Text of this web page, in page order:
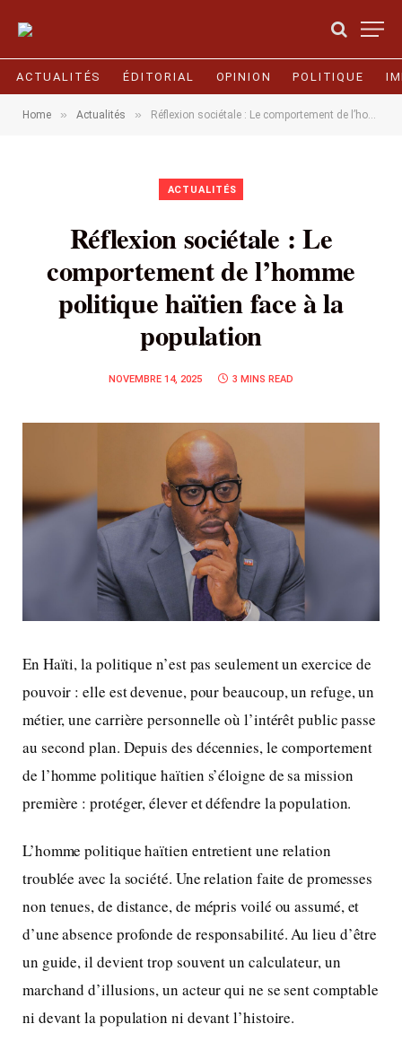
ACTUALITÉS ÉDITORIAL OPINION POLITIQUE
Home » Actualités » Réflexion sociétale : Le comportement de l’homme politique haïtien face à la population
ACTUALITÉS
Réflexion sociétale : Le
comportement de l’homme
politique haïtien face à la
population
NOVEMBRE 14, 2025 3 MINS READ
En Haïti, la politique n’est pas seulement un exercice de
pouvoir : elle est devenue, pour beaucoup, un refuge, un
métier, une carrière personnelle où l’intérêt public passe
au second plan. Depuis des décennies, le comportement
de l’homme politique haïtien s’éloigne de sa mission
première : protéger, élever et défendre la population.
L’homme politique haïtien entretient une relation
troublée avec la société. Une relation faite de promesses
non tenues, de distance, de mépris voilé ou assumé, et
d’une absence profonde de responsabilité. Au lieu d’être
un guide, il devient trop souvent un calculateur, un
marchand d’illusions, un acteur qui ne se sent comptable
ni devant la population ni devant l’histoire.